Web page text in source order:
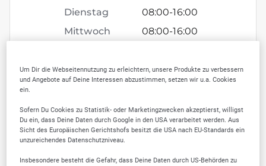
Dienstag
08:00-16:00
Mittwoch
08:00-16:00
Freitag
08:00- 14:30
Sonntag
geschlossen
Um Dir die Webseitennutzung zu erleichtern, unsere Produkte zu verbessern
und Angebote auf Deine Interessen abzustimmen, setzen wir u.a. Cookies
ein.
Sofern Du Cookies zu Statistik- oder Marketingzwecken akzeptierst, willigst
Du ein, dass Deine Daten durch Google in den USA verarbeitet werden. Aus
Sicht des Europäischen Gerichtshofs besitzt die USA nach EU-Standards ein
unzureichendes Datenschutzniveau.
Insbesondere besteht die Gefahr, dass Deine Daten durch US-Behörden zu